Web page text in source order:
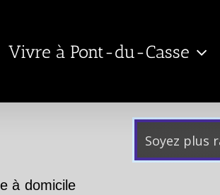
Vivre à Pont-du-Casse
à domicile